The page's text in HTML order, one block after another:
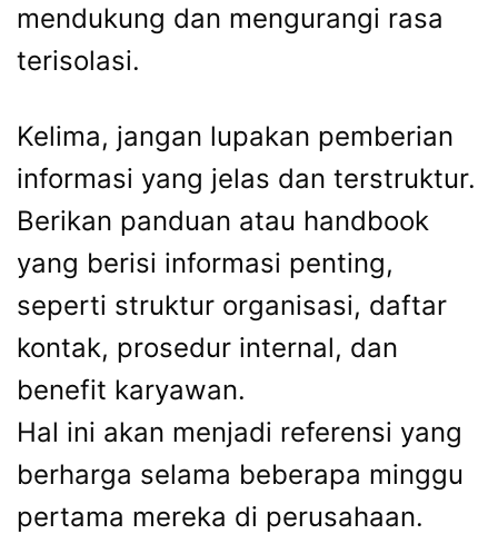
mendukung dan mengurangi rasa
terisolasi.
Kelima, jangan lupakan pemberian
informasi yang jelas dan terstruktur.
Berikan panduan atau handbook
yang berisi informasi penting,
seperti struktur organisasi, daftar
kontak, prosedur internal, dan
benefit karyawan.
Hal ini akan menjadi referensi yang
berharga selama beberapa minggu
pertama mereka di perusahaan.